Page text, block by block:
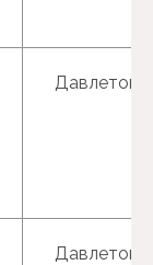
Давлетов
Давлетов